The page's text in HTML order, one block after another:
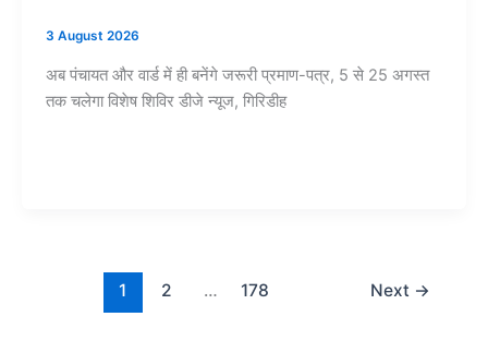
3 August 2026
अब पंचायत और वार्ड में ही बनेंगे जरूरी प्रमाण-पत्र, 5 से 25 अगस्त
तक चलेगा विशेष शिविर डीजे न्यूज, गिरिडीह
1 2 … 178 Next →